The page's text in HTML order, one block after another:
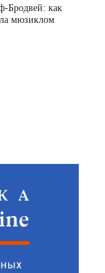
Бродвей: как
мюзиклом